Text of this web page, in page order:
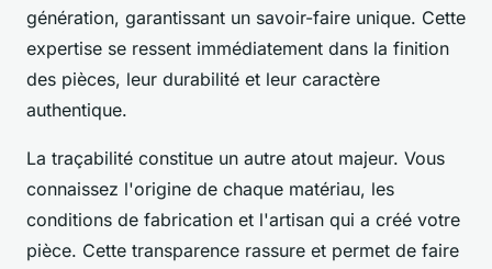
génération, garantissant un savoir-faire unique. Cette
expertise se ressent immédiatement dans la finition
des pièces, leur durabilité et leur caractère
authentique.
La traçabilité constitue un autre atout majeur. Vous
connaissez l'origine de chaque matériau, les
conditions de fabrication et l'artisan qui a créé votre
pièce. Cette transparence rassure et permet de faire